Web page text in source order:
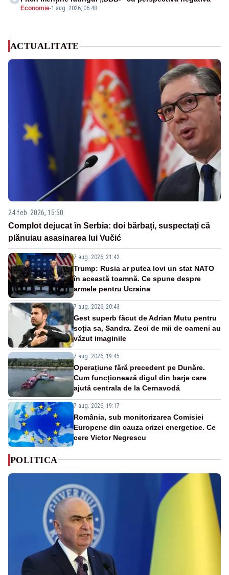
Economie-1 aug. 2026, 06:48
ACTUALITATE
24 feb. 2026, 15:50
Complot dejucat în Serbia: doi bărbați, suspectați că
plănuiau asasinarea lui Vučić
7 aug. 2026, 21:42
Trump: Rusia ar putea lovi un stat NATO
în această toamnă. Ce spune despre
armele pentru Ucraina
7 aug. 2026, 20:43
Gest superb făcut de Adrian Mutu pentru
soția sa, Sandra. Zeci de mii de oameni au
văzut imaginile
7 aug. 2026, 19:45
Operațiune fără precedent pe Dunăre.
Cum funcționează digul din barje care
ajută centrala de la Cernavodă
7 aug. 2026, 19:17
România, sub monitorizarea Comisiei
Europene din cauza crizei energetice. Ce
cere Victor Negrescu
POLITICA